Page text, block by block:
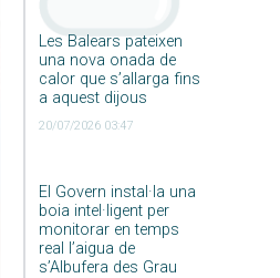
Les Balears pateixen
una nova onada de
calor que s’allarga fins
a aquest dijous
20/07/2026 03:47
El Govern instal·la una
boia intel·ligent per
monitorar en temps
real l’aigua de
s’Albufera des Grau